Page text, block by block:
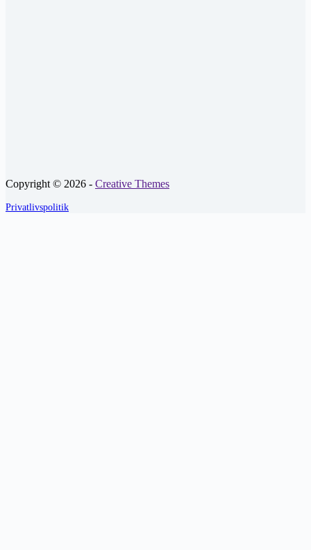
Copyright © 2026 - Creative Themes
Privatlivspolitik